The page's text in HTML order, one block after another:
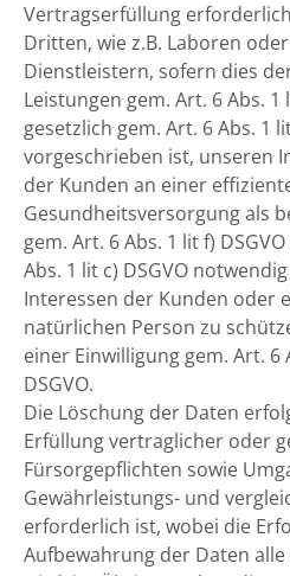
Vertragserfüllung
Dritten, wie z.B. Laboren
Dienstleistern, sofern dies
Leistungen gem. Art. 6 Abs. 1
gesetzlich gem. Art. 6 Abs. 1
vorgeschrieben ist, unseren
der Kunden an einer
Gesundheitsversorgung als
gem. Art. 6 Abs. 1 lit f)
Abs. 1 lit c) DSGVO
Interessen der Kunden oder
natürlichen Person zu
einer Einwilligung gem. Art. 6
DSGVO.
Die Löschung der Daten
Erfüllung vertraglicher oder
Fürsorgepflichten sowie
Gewährleistungs- und
erforderlich ist, wobei die
Aufbewahrung der Daten